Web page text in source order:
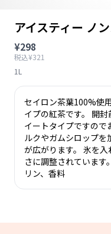
アイスティー ノ
¥298
税込¥321
1L
セイロン茶葉100%使
イプの紅茶です。 開
イートタイプですので
ルクやガムシロップを
が広がります。 氷を
さに調整されています
リン、香料